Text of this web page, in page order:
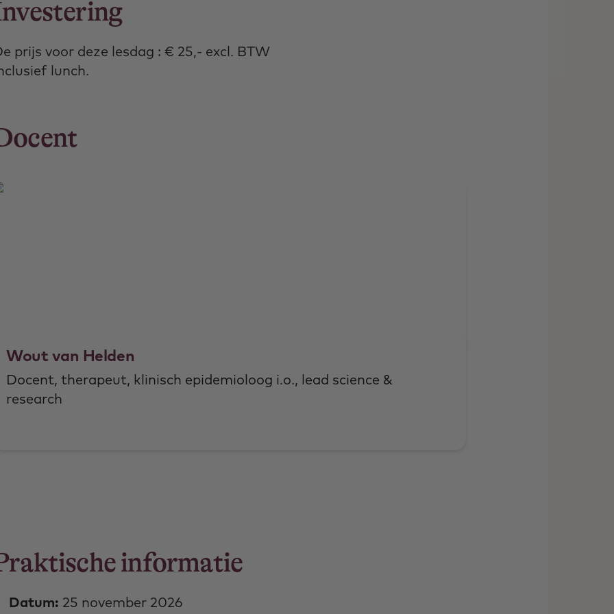
prijs voor deze lesdag : € 25,- excl. BTW
lunch.
Wout van Helden
Docent, therapeut, klinisch epidemioloog i.o., lead science &
research
informatie
Datum: 25 november 2026